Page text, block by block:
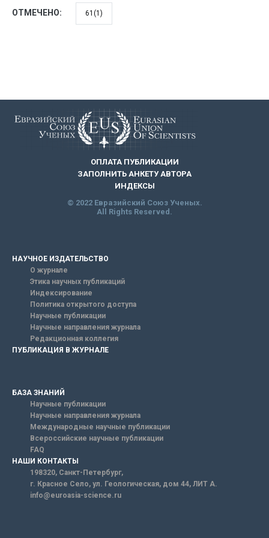
ОТМЕЧЕНО: 61(1)
ОПЛАТА ПУБЛИКАЦИИ
ЗАПОЛНИТЬ АНКЕТУ АВТОРА
ИНДЕКСЫ
© 2022 Евразийский Союз Ученых.
All Rights Reserved.
НАУЧНОЕ ИЗДАТЕЛЬСТВО
О журнале
Этика научных публикаций
Индексирование
Политика открытого доступа
Научные публикации
Научные направления журнала
Редакционная коллегия
ПУБЛИКАЦИЯ В ЖУРНАЛЕ
БАЗА ЗНАНИЙ
Научные публикации
Научные направления журнала
Международные научные публикации
Всероссийские научные публикации
FAQ
НАШИ КОНТАКТЫ
198320, Санкт-Петербург,
г. Красное Село, ул. Геологическая, дом 44, ЛИТ А.
info@euroasia-science.ru